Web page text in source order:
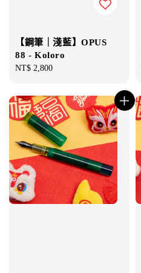
【鋼筆｜淺藍】OPUS
88 - Koloro
Regular
NT$ 2,800